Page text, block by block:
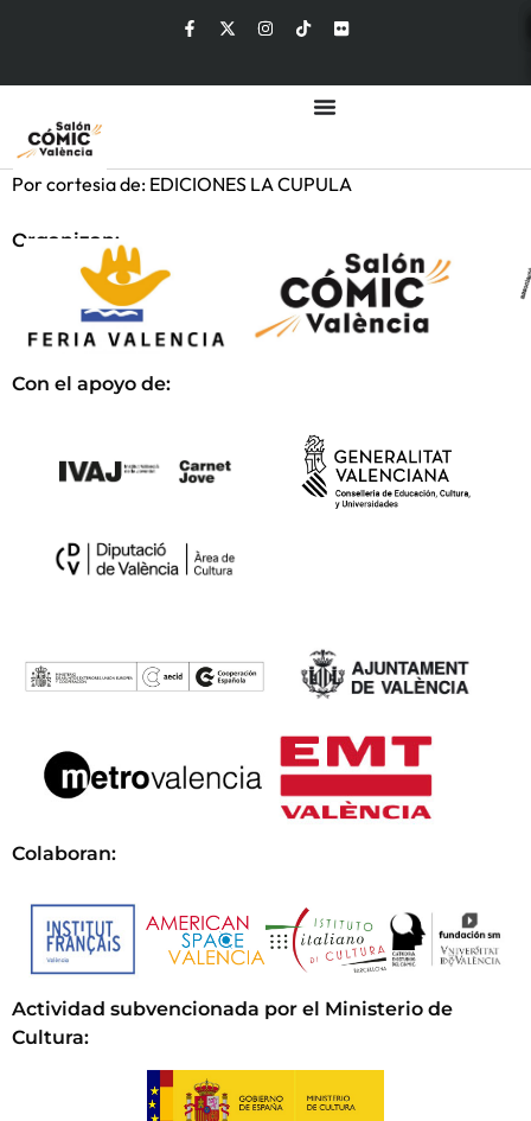
Por cortesia de: EDICIONES LA CUPULA
Organizan:
Con el apoyo de:
Colaboran:
Actividad subvencionada por el Ministerio de
Cultura: